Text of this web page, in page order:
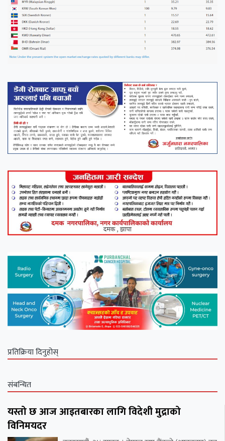
प्रतिक्रिया दिनुहोस्
संबन्धित
यस्तो छ आज आइतबारका लागि विदेशी मुद्राको
विनिमयदर